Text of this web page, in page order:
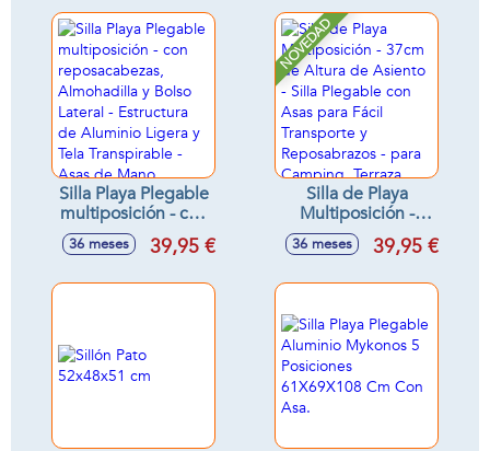
Silla Playa Plegable
multiposición - con
reposacabezas,
Almohadilla y Bolso
de Aluminio Ligera
integradas
36 meses 39,95 €
NOVEDAD
Silla de Playa
Multiposición -
37cm de Altura de
Asiento - Silla
Reposabrazos -
para Camping,
Terraza, Jardín
Exterior - Textileno
y Aluminio (Rayas
36 meses 39,95 €